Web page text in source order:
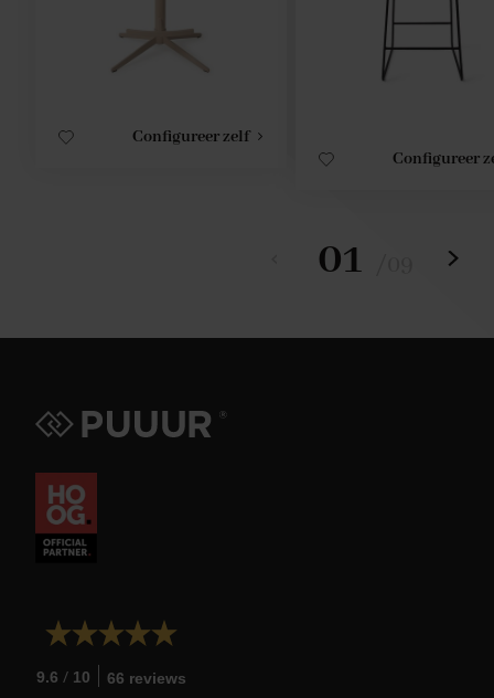
Configureer zelf
Configureer
01
9.6 / 10 66 reviews